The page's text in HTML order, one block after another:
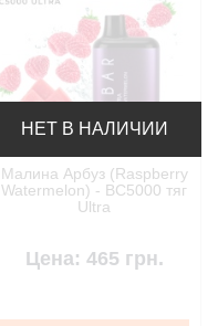
НЕТ В НАЛИЧИИ
Малина Арбуз (Raspberry
Watermelon) - BC5000 тяг
Ultra
Цена: 465 грн.